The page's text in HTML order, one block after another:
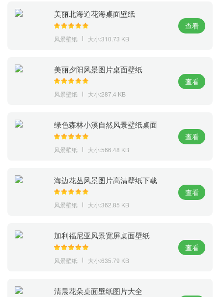
美丽北海道花海桌面壁纸
风景壁纸 大小:310.73 KB
查看
美丽夕阳风景图片桌面壁纸
风景壁纸 大小:287.4 KB
查看
绿色森林小溪自然风景壁纸桌面
风景壁纸 大小:566.48 KB
查看
海边花丛风景图片高清壁纸下载
风景壁纸 大小:362.85 KB
查看
加利福尼亚风景宽屏桌面壁纸
（39/47）
风景壁纸 大小:635.79 KB
查看
清晨花朵桌面壁纸图片大全